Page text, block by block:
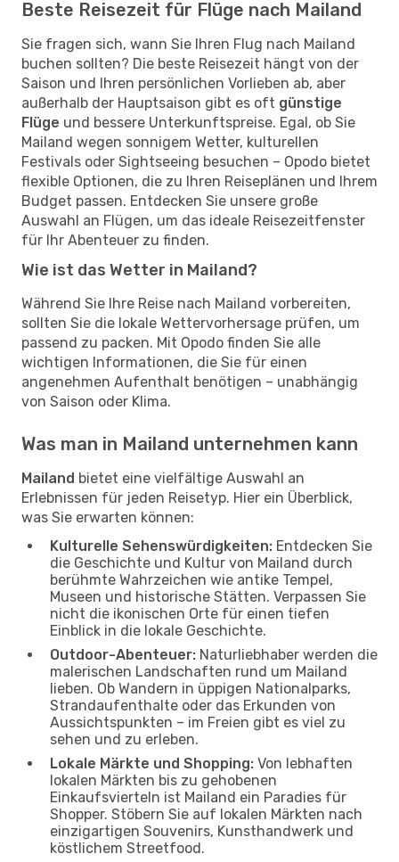
Beste Reisezeit für Flüge nach Mailand
Sie fragen sich, wann Sie Ihren Flug nach Mailand
buchen sollten? Die beste Reisezeit hängt von der
Saison und Ihren persönlichen Vorlieben ab, aber
außerhalb der Hauptsaison gibt es oft günstige
Flüge und bessere Unterkunftspreise. Egal, ob Sie
Mailand wegen sonnigem Wetter, kulturellen
Festivals oder Sightseeing besuchen – Opodo bietet
flexible Optionen, die zu Ihren Reiseplänen und Ihrem
Budget passen. Entdecken Sie unsere große
Auswahl an Flügen, um das ideale Reisezeitfenster
für Ihr Abenteuer zu finden.
Wie ist das Wetter in Mailand?
Während Sie Ihre Reise nach Mailand vorbereiten,
sollten Sie die lokale Wettervorhersage prüfen, um
passend zu packen. Mit Opodo finden Sie alle
wichtigen Informationen, die Sie für einen
angenehmen Aufenthalt benötigen – unabhängig
von Saison oder Klima.
Was man in Mailand unternehmen kann
Mailand bietet eine vielfältige Auswahl an
Erlebnissen für jeden Reisetyp. Hier ein Überblick,
was Sie erwarten können:
Kulturelle Sehenswürdigkeiten: Entdecken Sie
die Geschichte und Kultur von Mailand durch
berühmte Wahrzeichen wie antike Tempel,
Museen und historische Stätten. Verpassen Sie
nicht die ikonischen Orte für einen tiefen
Einblick in die lokale Geschichte.
Outdoor-Abenteuer: Naturliebhaber werden die
malerischen Landschaften rund um Mailand
lieben. Ob Wandern in üppigen Nationalparks,
Strandaufenthalte oder das Erkunden von
Aussichtspunkten – im Freien gibt es viel zu
sehen und zu erleben.
Lokale Märkte und Shopping: Von lebhaften
lokalen Märkten bis zu gehobenen
Einkaufsvierteln ist Mailand ein Paradies für
Shopper. Stöbern Sie auf lokalen Märkten nach
einzigartigen Souvenirs, Kunsthandwerk und
köstlichem Streetfood.